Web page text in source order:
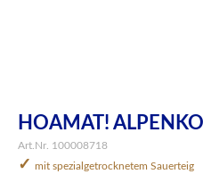
HOAMAT!
Art.Nr. 100008718
✓ mit spezialgetrocknetem Sauerteig